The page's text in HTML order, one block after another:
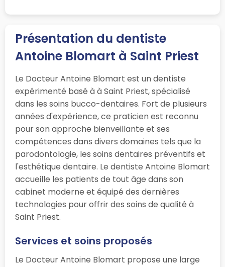
Présentation du dentiste
Antoine Blomart à Saint Priest
Le Docteur Antoine Blomart est un dentiste
expérimenté basé à à Saint Priest, spécialisé
dans les soins bucco-dentaires. Fort de plusieurs
années d'expérience, ce praticien est reconnu
pour son approche bienveillante et ses
compétences dans divers domaines tels que la
parodontologie, les soins dentaires préventifs et
l'esthétique dentaire. Le dentiste Antoine Blomart
accueille les patients de tout âge dans son
cabinet moderne et équipé des dernières
technologies pour offrir des soins de qualité à
Saint Priest.
Services et soins proposés
Le Docteur Antoine Blomart propose une large